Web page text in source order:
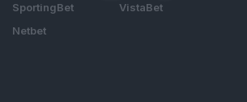
SportingBet
VistaBet
Netbet